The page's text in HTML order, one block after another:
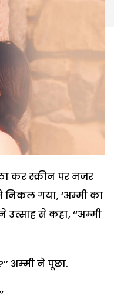
कर स्क्रीन पर नजर
निकल गया, ‘अम्मी का
से कहा, ‘‘अम्मी
अम्मी ने पूछा.